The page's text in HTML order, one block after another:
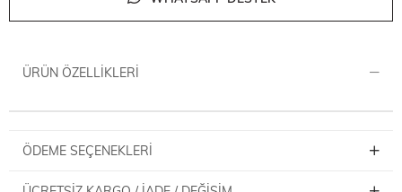
ÜRÜN ÖZELLIKLERI
ÖDEME SEÇENEKLERI